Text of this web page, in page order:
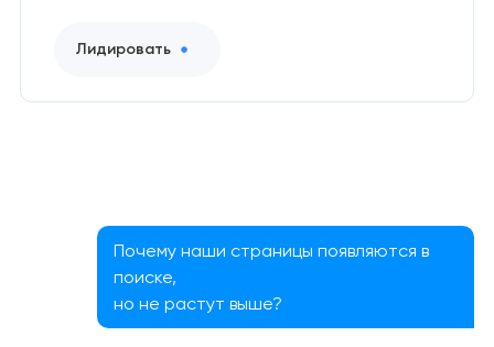
Лидировать
Почему наши страницы появляются в
поиске,
но не растут выше?